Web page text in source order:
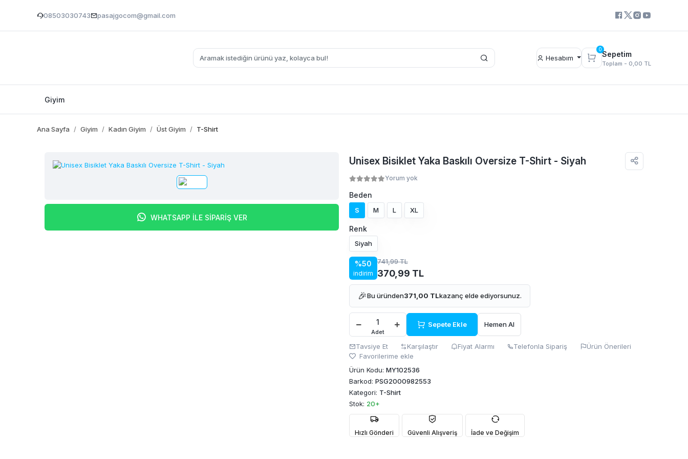
08503030743 pasajgocom@gmail.com
Hesabım
0
Sepetim
Toplam - 0,00 TL
Giyim
Ana Sayfa Giyim Kadın Giyim Üst Giyim T-Shirt
WHATSAPP İLE SİPARİŞ VER
Unisex Bisiklet Yaka Baskılı Oversize T-Shirt - Siyah
Yorum yok
Beden
S M L XL
Renk
Siyah
%50
indirim
741,99 TL
370,99 TL
🎉Bu üründen371,00 TLkazanç elde ediyorsunuz.
Adet
Sepete Ekle Hemen Al
Tavsiye Et Karşılaştır Fiyat Alarmı Telefonla Sipariş
Ürün Önerileri
Favorilerime ekle
Ürün Kodu: MY102536
Barkod: PSG2000982553
Kategori: T-Shirt
Stok: 20+
Hızlı Gönderi Güvenli Alışveriş İade ve Değişim